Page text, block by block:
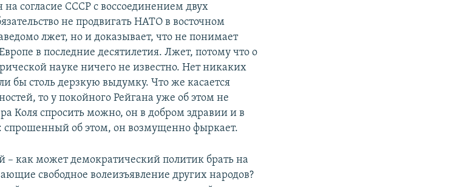
на согласие СССР с воссоединением двух
не продвигать НАТО в восточном
лжет, но и доказывает, что не понимает
в последние десятилетия. Лжет, потому что о
науке ничего не известно. Нет никаких
бы столь дерзкую выдумку. Что же касается
то у покойного Рейгана уже об этом не
Коля спросить можно, он в добром здравии и в
спрошенный об этом, он возмущенно фыркает.
– как может демократический политик брать на
свободное волеизъявление других народов?